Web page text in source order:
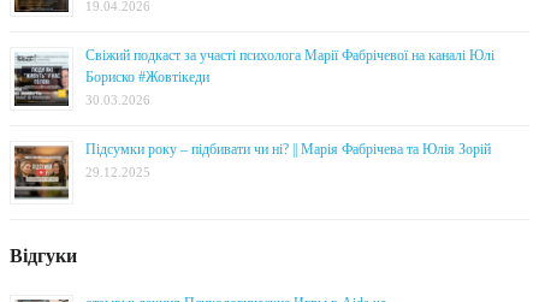
19.04.2026
Свіжий подкаст за участі психолога Марії Фабрічевої на каналі Юлі
Бориско #Жовтікеди
30.03.2026
Підсумки року – підбивати чи ні? || Марія Фабрічева та Юлія Зорій
29.12.2025
Відгуки